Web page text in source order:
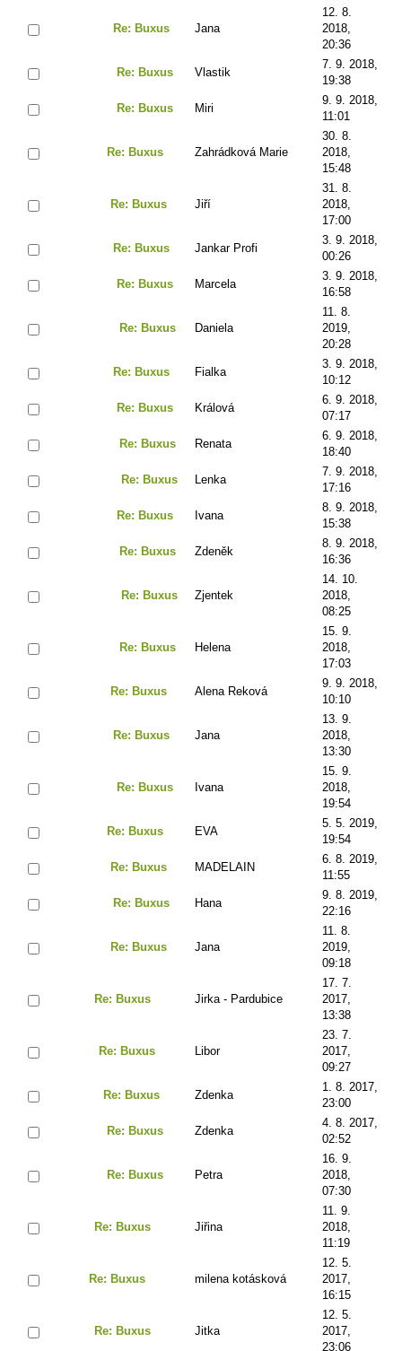
Re: Buxus Jana
12. 8.
2018,
20:36
Re: Buxus Vlastik
7. 9. 2018,
19:38
Re: Buxus Miri
9. 9. 2018,
11:01
Re: Buxus Zahrádková Marie
30. 8.
2018,
15:48
Re: Buxus Jiří
31. 8.
2018,
17:00
Re: Buxus Jankar Profi
3. 9. 2018,
00:26
Re: Buxus Marcela
3. 9. 2018,
16:58
Re: Buxus Daniela
11. 8.
2019,
20:28
Re: Buxus Fialka
3. 9. 2018,
10:12
Re: Buxus Králová
6. 9. 2018,
07:17
Re: Buxus Renata
6. 9. 2018,
18:40
Re: Buxus Lenka
7. 9. 2018,
17:16
Re: Buxus Ivana
8. 9. 2018,
15:38
Re: Buxus Zdeněk
8. 9. 2018,
16:36
Re: Buxus Zjentek
14. 10.
2018,
08:25
Re: Buxus Helena
15. 9.
2018,
17:03
Re: Buxus Alena Reková
9. 9. 2018,
10:10
Re: Buxus Jana
13. 9.
2018,
13:30
Re: Buxus Ivana
15. 9.
2018,
19:54
Re: Buxus EVA
5. 5. 2019,
19:54
Re: Buxus MADELAIN
6. 8. 2019,
11:55
Re: Buxus Hana
9. 8. 2019,
22:16
Re: Buxus Jana
11. 8.
2019,
09:18
Re: Buxus Jirka - Pardubice
17. 7.
2017,
13:38
Re: Buxus Libor
23. 7.
2017,
09:27
Re: Buxus Zdenka
1. 8. 2017,
23:00
Re: Buxus Zdenka
4. 8. 2017,
02:52
Re: Buxus Petra
16. 9.
2018,
07:30
Re: Buxus Jiřina
11. 9.
2018,
11:19
Re: Buxus milena kotásková
12. 5.
2017,
16:15
Re: Buxus Jitka
12. 5.
2017,
23:06